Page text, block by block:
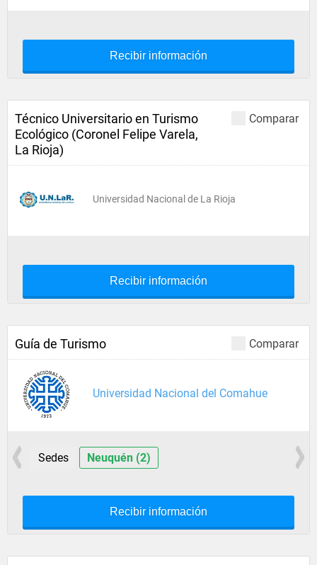
Recibir información
Comparar
Técnico Universitario en Turismo
Ecológico (Coronel Felipe Varela,
La Rioja)
Universidad Nacional de La Rioja
Recibir información
Comparar
Guía de Turismo
Universidad Nacional del Comahue
Sedes Neuquén (2)
Recibir información